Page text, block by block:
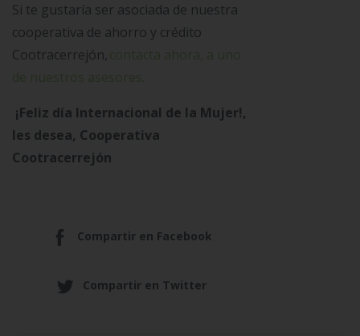
Si te gustaría ser asociada de nuestra
cooperativa de ahorro y crédito
Cootracerrejón,
¡Feliz día Internacional de la Mujer!,
les desea, Cooperativa
Cootracerrejón
Compartir en Facebook
Compartir en Twitter